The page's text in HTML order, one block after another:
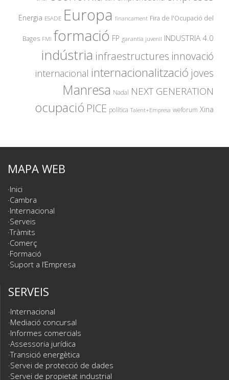
Energia ESADE Europa financament Fira de l'Ocupació del
Bages FMI formació FP garantia juvenil INDUSTRIA 4.0
indústria infraestructures innovació
internacional internacionalització joves
Manresa Nadal NEXT GENERATION
ocupació PICE política Talent+Empresa weforum Xina
MAPA WEB
Inici
Cambra
Internacional
Serveis
Tràmits
Comerç
Formació
Suport a l’Empresa
SERVEIS
Internacional
Mediació concursal
Informes comercials
Assessoria jurídica
Transició energètica
Servei de protecció de dades
Servei de propietat industrial